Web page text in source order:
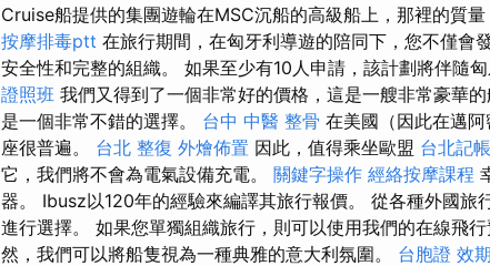
Cruise船提供的集團遊輪在MSC沉船的高級船上，那裡的質量
按摩排毒ptt 在旅行期間，在匈牙利導遊的陪同下，您不僅會
安全性和完整的組織。 如果至少有10人申請，該計劃將伴隨匈
證照班 我們又得到了一個非常好的價格，這是一艘非常豪華的
是一個非常不錯的選擇。 台中 中醫 整骨 在美國（因此在邁
座很普遍。 台北 整復 外燴佈置 因此，值得乘坐歐盟 台北記
它，我們將不會為電氣設備充電。 關鍵字操作 經絡按摩課程
器。 Ibusz以120年的經驗來編譯其旅行報價。 從各種外國旅
進行選擇。 如果您單獨組織旅行，則可以使用我們的在線飛
然，我們可以將船隻視為一種典雅的意大利氛圍。 台胞證 效期